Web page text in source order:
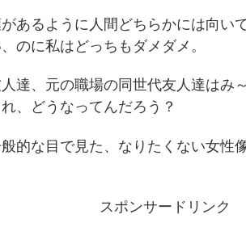
あるように人間どちらかには向い
のに私はどっちもダメダメ。
達、元の職場の同世代友人達はみ
、どうなってんだろう？
的な目で見た、なりたくない女性
スポンサードリンク